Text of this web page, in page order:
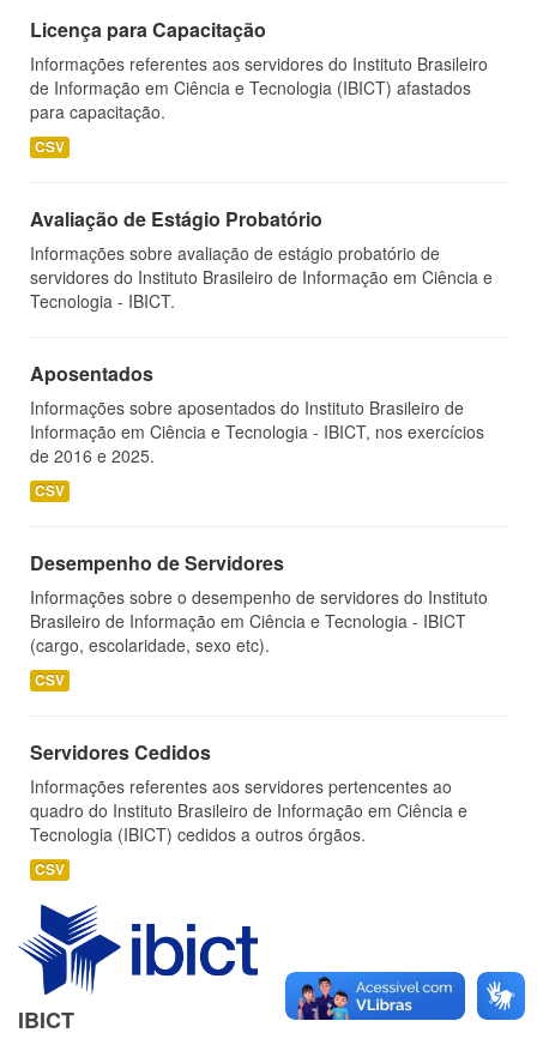
Licença para Capacitação
Informações referentes aos servidores do Instituto Brasileiro
de Informação em Ciência e Tecnologia (IBICT) afastados
para capacitação.
CSV
Avaliação de Estágio Probatório
Informações sobre avaliação de estágio probatório de
servidores do Instituto Brasileiro de Informação em Ciência e
Tecnologia - IBICT.
Aposentados
Informações sobre aposentados do Instituto Brasileiro de
Informação em Ciência e Tecnologia - IBICT, nos exercícios
de 2016 e 2025.
CSV
Desempenho de Servidores
Informações sobre o desempenho de servidores do Instituto
Brasileiro de Informação em Ciência e Tecnologia - IBICT
(cargo, escolaridade, sexo etc).
CSV
Servidores Cedidos
Informações referentes aos servidores pertencentes ao
quadro do Instituto Brasileiro de Informação em Ciência e
Tecnologia (IBICT) cedidos a outros órgãos.
CSV
IBICT